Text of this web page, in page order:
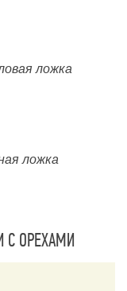
ложка
ложка
С ОРЕХАМИ